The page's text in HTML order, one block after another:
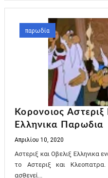
παρωδία
Κορονοιος Αστεριξ
Ελληνικα Παρωδια
Απριλίου 10, 2020
Αστεριξ και Οβελιξ Ελληνικα
το Αστεριξ και
ασθενεί...